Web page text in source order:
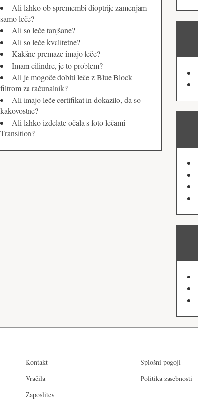
Ali lahko ob spremembi dioptrije zamenjam
samo leče?
Ali so leče tanjšane?
Ali so leče kvalitetne?
Kakšne premaze imajo leče?
Imam cilindre, je to problem?
Ali je mogoče dobiti leče z Blue Block
filtrom za računalnik?
Ali imajo leče certifikat in dokazilo, da so
kakovostne?
Ali lahko izdelate očala s foto lečami
Transition?
Kontakt
Vračila
Zaposlitev
Splošni pogoji
Politika zasebnosti